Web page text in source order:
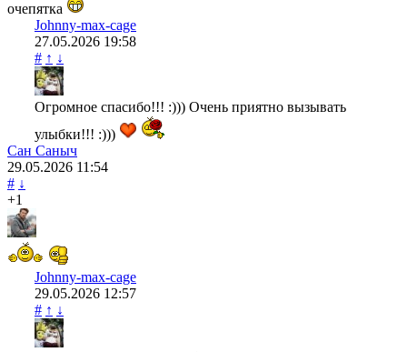
очепятка
Johnny-max-cage
27.05.2026 19:58
# ↑ ↓
Огромное спасибо!!! :))) Очень приятно вызывать
улыбки!!! :)))
Сан Саныч
29.05.2026 11:54
# ↓
+1
Johnny-max-cage
29.05.2026 12:57
# ↑ ↓